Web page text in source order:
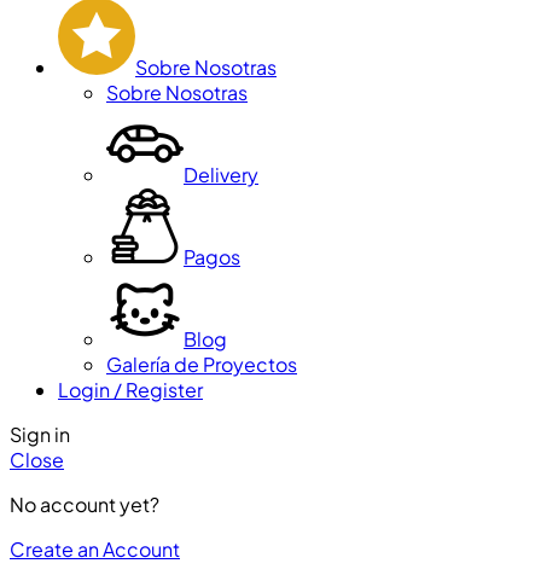
Sobre Nosotras
Sobre Nosotras
Delivery
Pagos
Blog
Galería de Proyectos
Login / Register
Sign in
Close
No account yet?
Create an Account